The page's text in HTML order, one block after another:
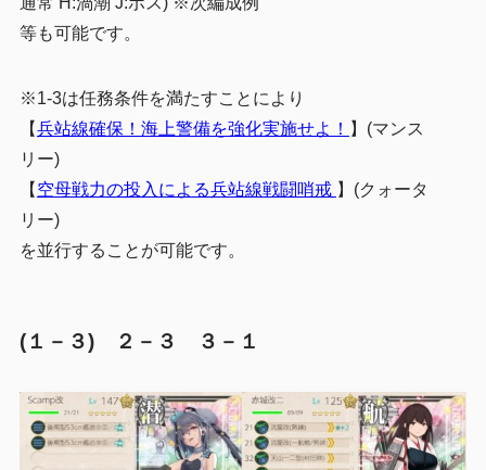
等も可能です。
※1-3は任務条件を満たすことにより
【兵站線確保！海上警備を強化実施せよ！ 】(マンス
リー)
【 空母戦力の投入による兵站線戦闘哨戒 】(クォータ
リー)
を並行することが可能です。
(１－３) ２－３ ３－１